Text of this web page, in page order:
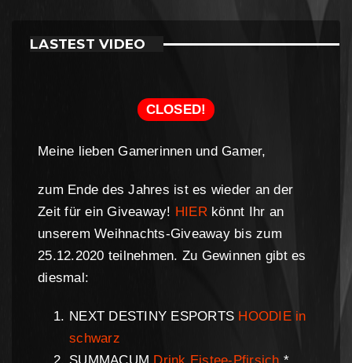
LASTEST VIDEO
CLOSED!
Meine lieben Gamerinnen und Gamer,
zum Ende des Jahres ist es wieder an der
Zeit für ein Giveaway! HIERkönnt Ihr an
unserem Weihnachts-Giveaway bis zum
25.12.2020 teilnehmen. Zu Gewinnen gibt es
diesmal:
NEXT DESTINY ESPORTS HOODIE in
schwarz